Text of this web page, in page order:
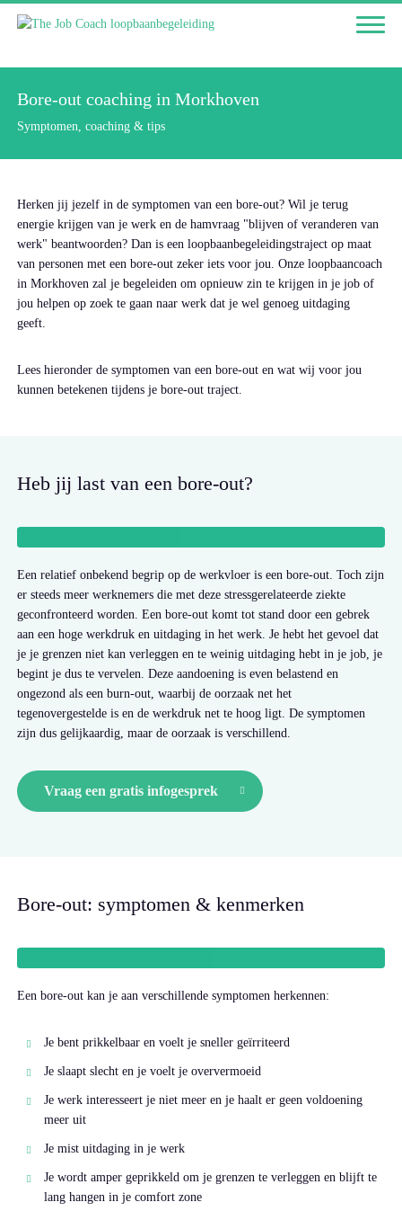
Bore-out coaching in Morkhoven
Symptomen, coaching & tips
Herken jij jezelf in de symptomen van een bore-out? Wil je terug
energie krijgen van je werk en de hamvraag "blijven of veranderen van
werk" beantwoorden? Dan is een loopbaanbegeleidingstraject op maat
van personen met een bore-out zeker iets voor jou. Onze loopbaancoach
in Morkhoven zal je begeleiden om opnieuw zin te krijgen in je job of
jou helpen op zoek te gaan naar werk dat je wel genoeg uitdaging
geeft.
Lees hieronder de symptomen van een bore-out en wat wij voor jou
kunnen betekenen tijdens je bore-out traject.
Heb jij last van een bore-out?
Een relatief onbekend begrip op de werkvloer is een bore-out. Toch zijn
er steeds meer werknemers die met deze stressgerelateerde ziekte
geconfronteerd worden. Een bore-out komt tot stand door een gebrek
aan een hoge werkdruk en uitdaging in het werk. Je hebt het gevoel dat
je je grenzen niet kan verleggen en te weinig uitdaging hebt in je job, je
begint je dus te vervelen. Deze aandoening is even belastend en
ongezond als een burn-out, waarbij de oorzaak net het
tegenovergestelde is en de werkdruk net te hoog ligt. De symptomen
zijn dus gelijkaardig, maar de oorzaak is verschillend.
Vraag een gratis infogesprek
Bore-out: symptomen & kenmerken
Een bore-out kan je aan verschillende symptomen herkennen:
Je bent prikkelbaar en voelt je sneller geïrriteerd
Je slaapt slecht en je voelt je oververmoeid
Je werk interesseert je niet meer en je haalt er geen voldoening
meer uit
Je mist uitdaging in je werk
Je wordt amper geprikkeld om je grenzen te verleggen en blijft te
lang hangen in je comfort zone